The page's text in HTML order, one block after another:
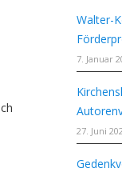
Walter-
7. Januar
St.
27. Juni